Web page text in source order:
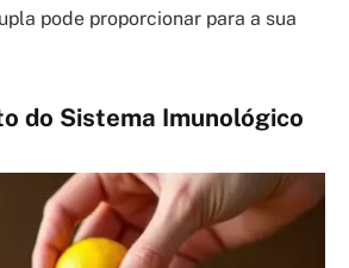
pode proporcionar para a sua
do Sistema Imunológico